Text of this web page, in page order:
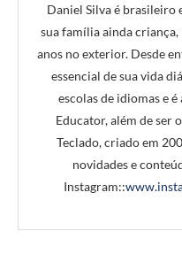
Daniel Silva é brasileiro
sua família ainda
anos no exterior. Desde
essencial de sua vida
escolas de idiomas e
Educator, além de ser
Teclado, criado em
novidades e
Instagram::